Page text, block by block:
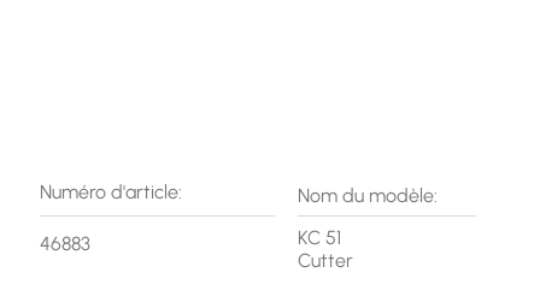
Numéro d'article:
46883
Nom du modèle:
KC 51
Cutter